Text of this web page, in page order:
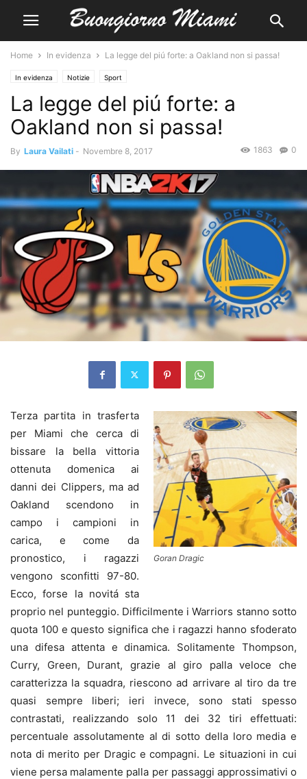
Home In evidenza La legge del piú forte: a Oakland non si passa!
In evidenza Notizie Sport
La legge del piú forte: a
Oakland non si passa!
By Laura Vailati - Novembre 8, 2017 0
1863
Goran Dragic
Terza partita in trasferta
per Miami che cerca di
bissare la bella vittoria
ottenuta domenica ai
danni dei Clippers, ma ad
Oakland scendono in
campo i campioni in
carica, e come da
pronostico, i ragazzi
vengono sconfitti 97-80.
Ecco, forse la novitá sta
proprio nel punteggio. Difficilmente i Warriors stanno sotto
quota 100 e questo significa che i ragazzi hanno sfoderato
una difesa attenta e dinamica. Solitamente Thompson,
Curry, Green, Durant, grazie al giro palla veloce che
caratterizza la squadra, riescono ad arrivare al tiro da tre
quasi sempre liberi; ieri invece, sono stati spesso
contrastati, realizzando solo 11 dei 32 tiri effettuati:
percentuale assolutamente al di sotto della loro media e
nota di merito per Dragic e compagni. Le situazioni in cui
viene persa malamente palla per passaggi approssimativi o